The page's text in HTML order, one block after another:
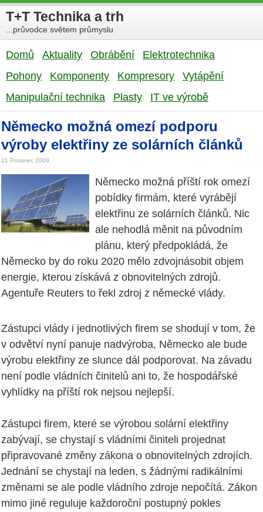
T+T Technika a trh
...průvodce světem průmyslu
Domů Aktuality Obrábění
Elektrotechnika
Pohony
Komponenty Kompresory
Vytápění
Manipulační technika
Plasty IT ve výrobě
Německo možná omezí podporu
výroby elektřiny ze solárních článků
21 Prosinec 2009
Německo možná příští rok omezí
pobídky firmám, které vyrábějí
elektřinu ze solárních článků. Nic
ale nehodlá měnit na původním
plánu, který předpokládá, že
Německo by do roku 2020 mělo zdvojnásobit objem
energie, kterou získává z obnovitelných zdrojů.
Agentuře Reuters to řekl zdroj z německé vlády.
Zástupci vlády i jednotlivých firem se shodují v tom, že
v odvětví nyní panuje nadvýroba, Německo ale bude
výrobu elektřiny ze slunce dál podporovat. Na závadu
není podle vládních činitelů ani to, že hospodářské
vyhlídky na příští rok nejsou nejlepší.
Zástupci firem, které se výrobou solární elektřiny
zabývají, se chystají s vládními činiteli projednat
připravované změny zákona o obnovitelných zdrojích.
Jednání se chystají na leden, s žádnými radikálními
změnami se ale podle vládního zdroje nepočítá. Zákon
mimo jiné reguluje každoroční postupný pokles